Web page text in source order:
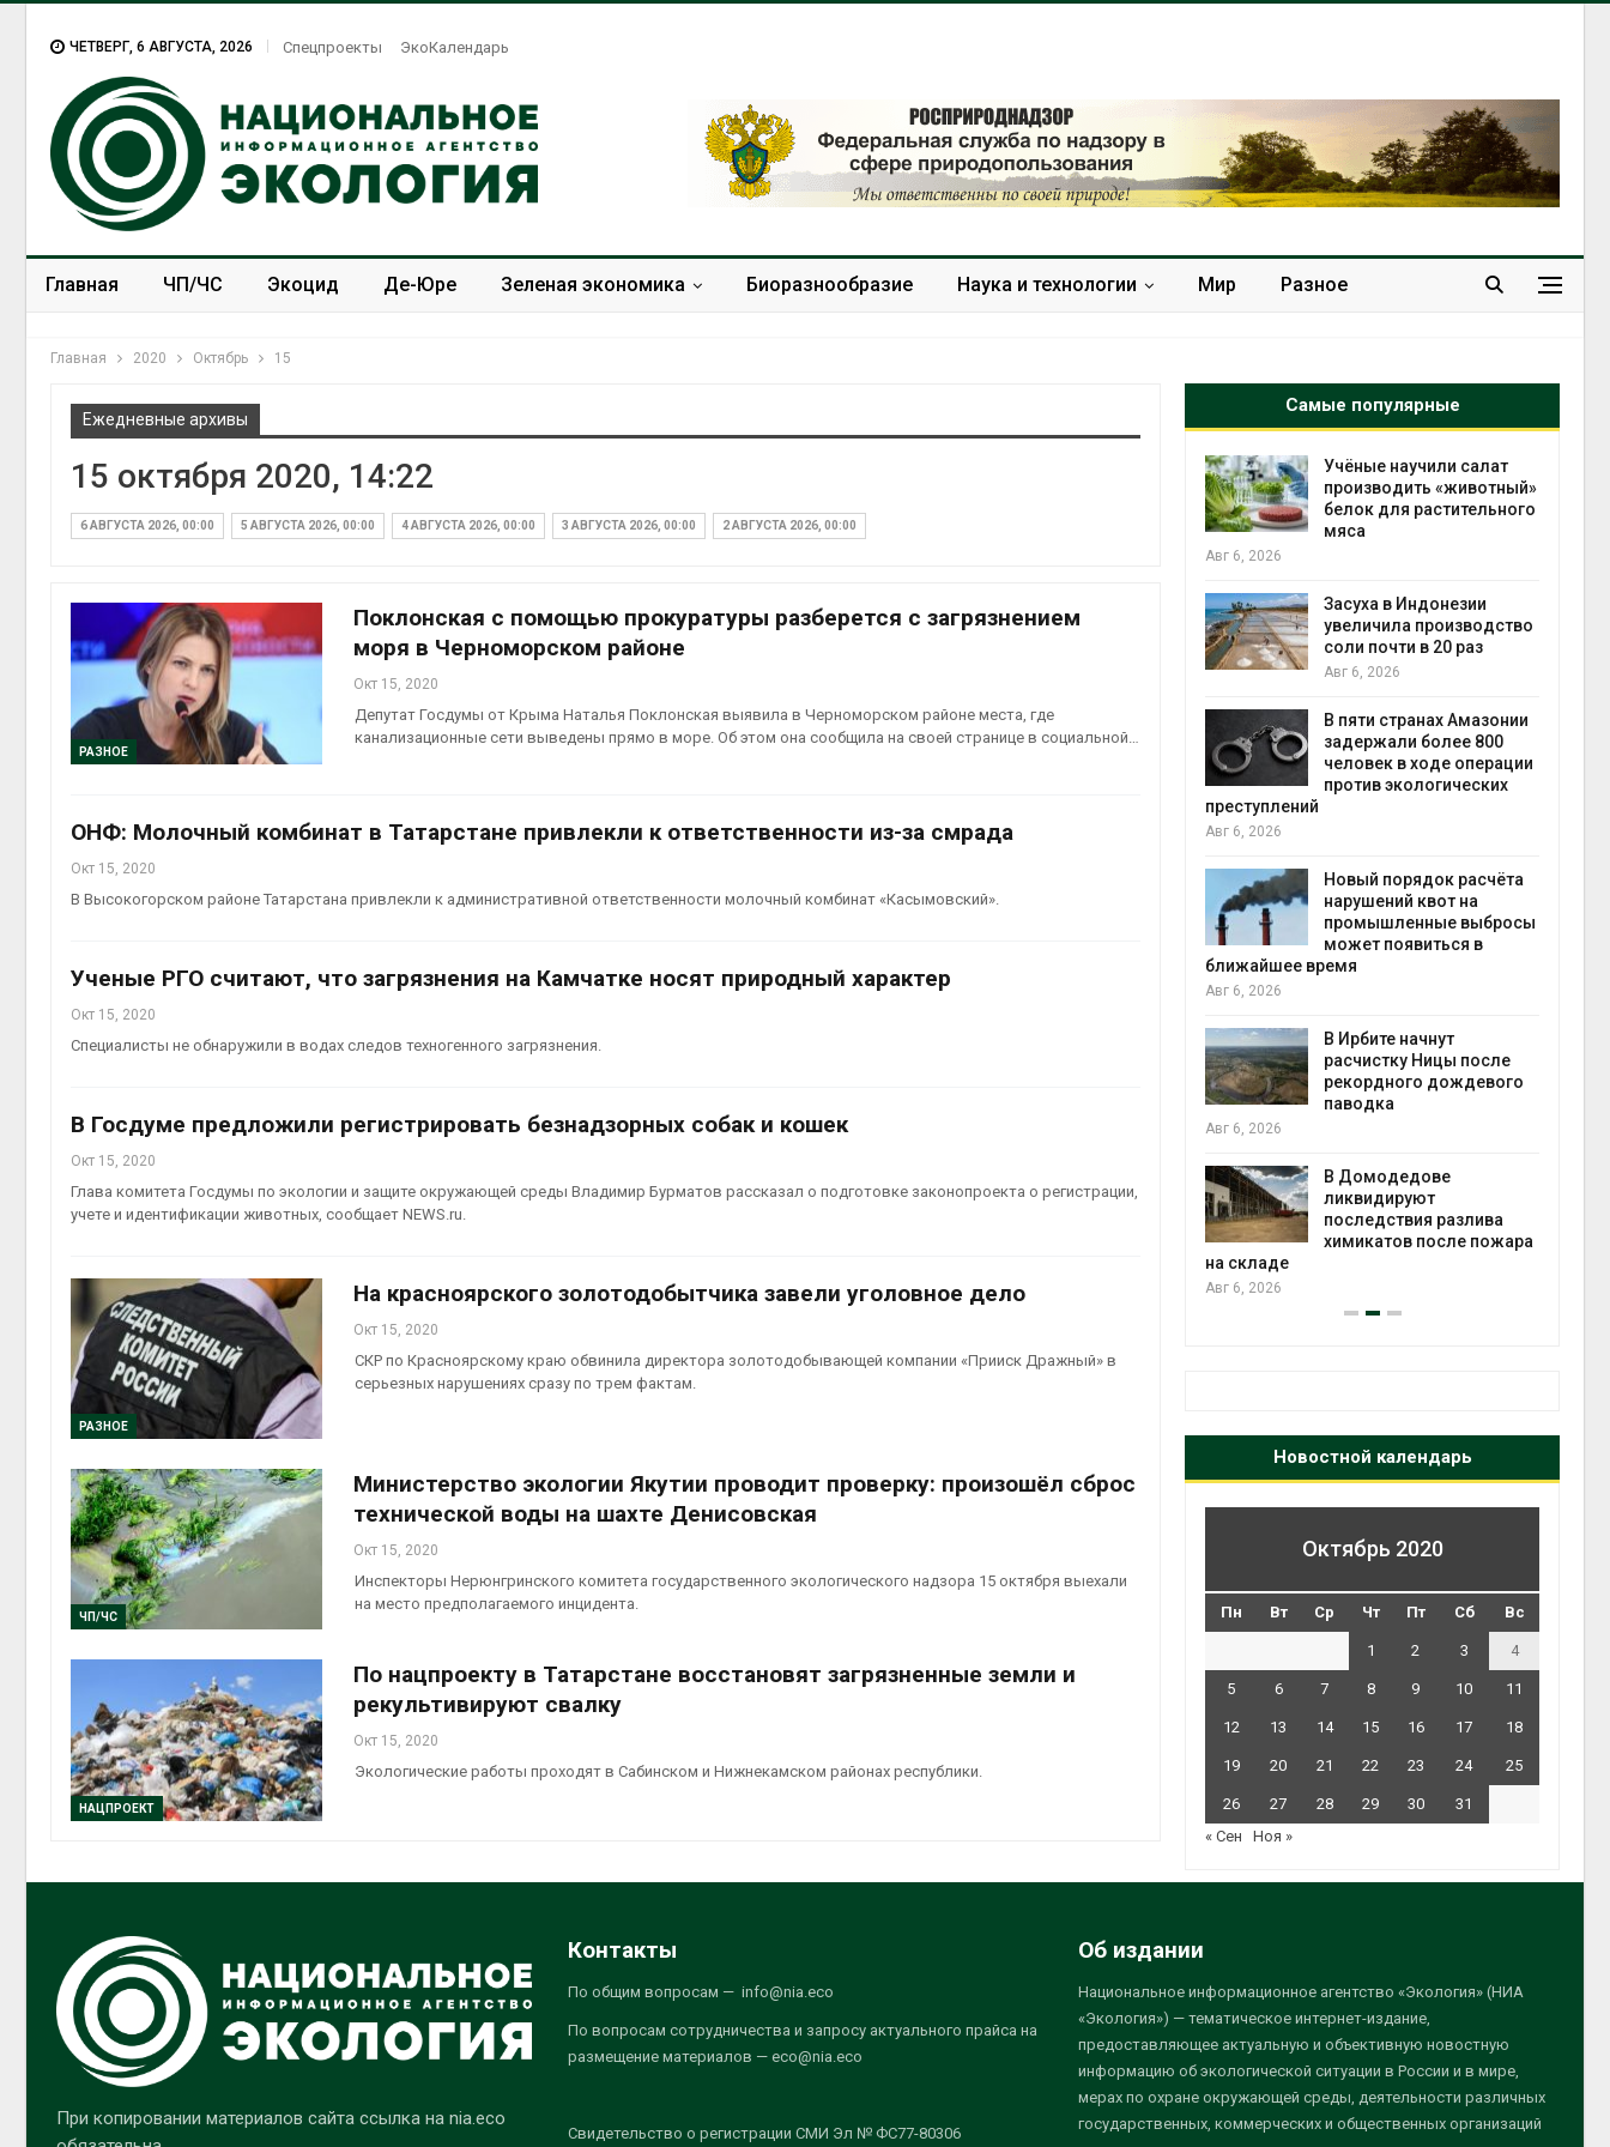
ЧЕТВЕРГ, 6 АВГУСТА, 2026 Спецпроекты ЭкоКалендарь
Главная ЧП/ЧС Экоцид Де-Юре Зеленая экономика Биоразнообразие Наука и технологии Мир Разное
Главная 2020 Октябрь 15
Ежедневные архивы
15 октября 2020, 14:22
6 АВГУСТА 2026, 00:00 5 АВГУСТА 2026, 00:00 4 АВГУСТА 2026, 00:00 3 АВГУСТА 2026, 00:00 2 АВГУСТА 2026, 00:00
РАЗНОЕ
Поклонская с помощью прокуратуры разберется с загрязнением
моря в Черноморском районе
Окт 15, 2020
Депутат Госдумы от Крыма Наталья Поклонская выявила в Черноморском районе места, где
канализационные сети выведены прямо в море. Об этом она сообщила на своей странице в социальной…
ОНФ: Молочный комбинат в Татарстане привлекли к ответственности из-за смрада
Окт 15, 2020
В Высокогорском районе Татарстана привлекли к административной ответственности молочный комбинат «Касымовский».
Ученые РГО считают, что загрязнения на Камчатке носят природный характер
Окт 15, 2020
Специалисты не обнаружили в водах следов техногенного загрязнения.
В Госдуме предложили регистрировать безнадзорных собак и кошек
Окт 15, 2020
Глава комитета Госдумы по экологии и защите окружающей среды Владимир Бурматов рассказал о подготовке законопроекта о регистрации,
учете и идентификации животных, сообщает NEWS.ru.
РАЗНОЕ
На красноярского золотодобытчика завели уголовное дело
Окт 15, 2020
СКР по Красноярскому краю обвинила директора золотодобывающей компании «Прииск Дражный» в
серьезных нарушениях сразу по трем фактам.
ЧП/ЧС
Министерство экологии Якутии проводит проверку: произошёл сброс
технической воды на шахте Денисовская
Окт 15, 2020
Инспекторы Нерюнгринского комитета государственного экологического надзора 15 октября выехали
на место предполагаемого инцидента.
НАЦПРОЕКТ
По нацпроекту в Татарстане восстановят загрязненные земли и
рекультивируют свалку
Окт 15, 2020
Экологические работы проходят в Сабинском и Нижнекамском районах республики.
Самые популярные
по всему миру
Авг 6, 2026
солнечных панелей для
бизнеса
Москвариум отметит 11-
летие трёхдневным
В Кении противников
терроризме
Суд запретил
израильской тюрьмы
Органические яйца
оказались «хуже для
экологических расчётов
установили
Учёные предложили
Авг 6, 2026
для контроля мусорных
Авг 6, 2026
места произрастания
Учёные научили салат
производить «животный»
белок для растительного
мяса
Авг 6, 2026
Засуха в Индонезии
увеличила производство
соли почти в 20 раз
Авг 6, 2026
В пяти странах Амазонии
задержали более 800
человек в ходе операции
против экологических
преступлений
Авг 6, 2026
Новый порядок расчёта
нарушений квот на
промышленные выбросы
может появиться в
ближайшее время
Авг 6, 2026
В Ирбите начнут
расчистку Ницы после
рекордного дождевого
паводка
Авг 6, 2026
В Домодедове
ликвидируют
последствия разлива
химикатов после пожара
на складе
Авг 6, 2026
Новостной календарь
Октябрь 2020
Пн Вт Ср Чт Пт Сб Вс
1 2 3 4
5 6 7 8 9 10 11
12 13 14 15 16 17 18
19 20 21 22 23 24 25
26 27 28 29 30
31
« Сен
Ноя »
При копировании материалов сайта ссылка на nia.eco
Контакты
По общим вопросам — info@nia.eco
По вопросам сотрудничества и запросу актуального прайса на
размещение материалов — eco@nia.eco
Свидетельство о регистрации СМИ Эл № ФС77-80306
Об издании
Национальное информационное агентство «Экология» (НИА
«Экология») — тематическое интернет-издание,
предоставляющее актуальную и объективную новостную
информацию об экологической ситуации в России и в мире,
мерах по охране окружающей среды, деятельности различных
государственных, коммерческих и общественных организаций